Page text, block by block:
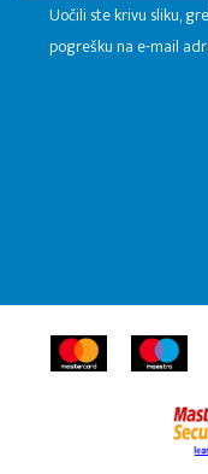
Uočili ste krivu sliku,
pogrešku na e-mail